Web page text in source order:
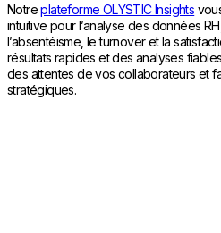
Notreplateforme OLYSTIC Insights
intuitive pour l’analyse des données
l’absentéisme, le turnover et la
résultats rapides et des analyses
des attentes de vos collaborateurs et
stratégiques.